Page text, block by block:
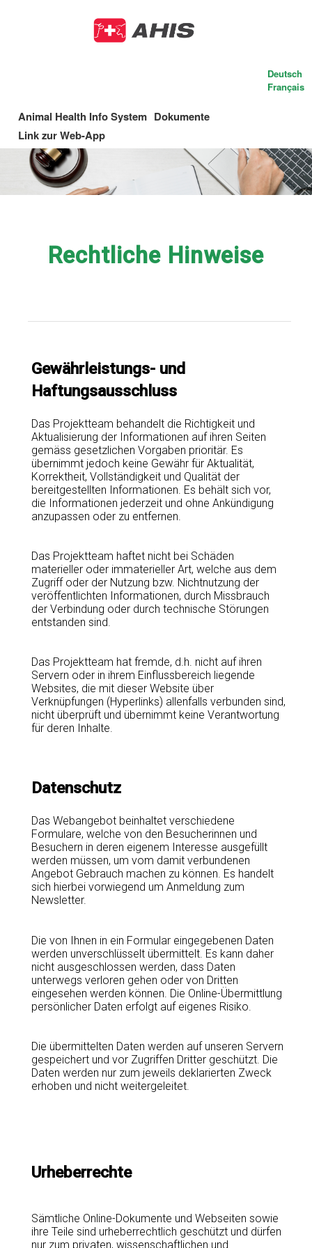
to
Deutsch
Français
Main
navigation
Animal Health Info System Dokumente
Link zur Web-App
Rechtliche Hinweise
Gewährleistungs- und
Haftungsausschluss
Das Projektteam behandelt die Richtigkeit und
Aktualisierung der Informationen auf ihren Seiten
gemäss gesetzlichen Vorgaben prioritär. Es
übernimmt jedoch keine Gewähr für Aktualität,
Korrektheit, Vollständigkeit und Qualität der
bereitgestellten Informationen. Es behält sich vor,
die Informationen jederzeit und ohne Ankündigung
anzupassen oder zu entfernen.
Das Projektteam haftet nicht bei Schäden
materieller oder immaterieller Art, welche aus dem
Zugriff oder der Nutzung bzw. Nichtnutzung der
veröffentlichten Informationen, durch Missbrauch
der Verbindung oder durch technische Störungen
entstanden sind.
Das Projektteam hat fremde, d.h. nicht auf ihren
Servern oder in ihrem Einflussbereich liegende
Websites, die mit dieser Website über
Verknüpfungen (Hyperlinks) allenfalls verbunden sind,
nicht überprüft und übernimmt keine Verantwortung
für deren Inhalte.
Datenschutz
Das Webangebot beinhaltet verschiedene
Formulare, welche von den Besucherinnen und
Besuchern in deren eigenem Interesse ausgefüllt
werden müssen, um vom damit verbundenen
Angebot Gebrauch machen zu können. Es handelt
sich hierbei vorwiegend um Anmeldung zum
Newsletter.
Die von Ihnen in ein Formular eingegebenen Daten
werden unverschlüsselt übermittelt. Es kann daher
nicht ausgeschlossen werden, dass Daten
unterwegs verloren gehen oder von Dritten
eingesehen werden können. Die Online-Übermittlung
persönlicher Daten erfolgt auf eigenes Risiko.
Die übermittelten Daten werden auf unseren Servern
gespeichert und vor Zugriffen Dritter geschützt. Die
Daten werden nur zum jeweils deklarierten Zweck
erhoben und nicht weitergeleitet.
Urheberrechte
Sämtliche Online-Dokumente und Webseiten sowie
ihre Teile sind urheberrechtlich geschützt und dürfen
nur zum privaten, wissenschaftlichen und